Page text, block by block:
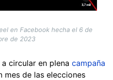
en Facebook hecha el 6 de
de 2023
circular en plena campaña
mes de las elecciones